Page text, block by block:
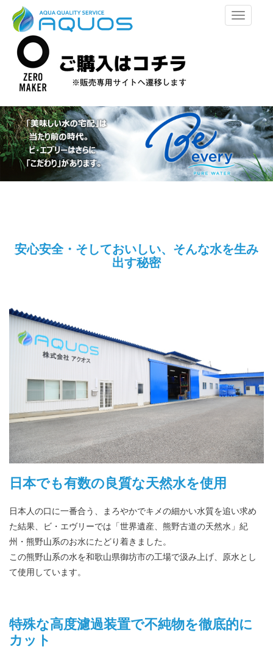
メ
安心安全・そしておいしい、そんな水を生み
出す秘密
日本でも有数の良質な天然水を使用
日本人の口に一番合う、まろやかでキメの細かい水質を追い求め
た結果、ビ・エヴリーでは「世界遺産、熊野古道の天然水」紀
州・熊野山系のお水にたどり着きました。
この熊野山系の水を和歌山県御坊市の工場で汲み上げ、原水とし
て使用しています。
特殊な高度濾過装置で不純物を徹底的に
カット